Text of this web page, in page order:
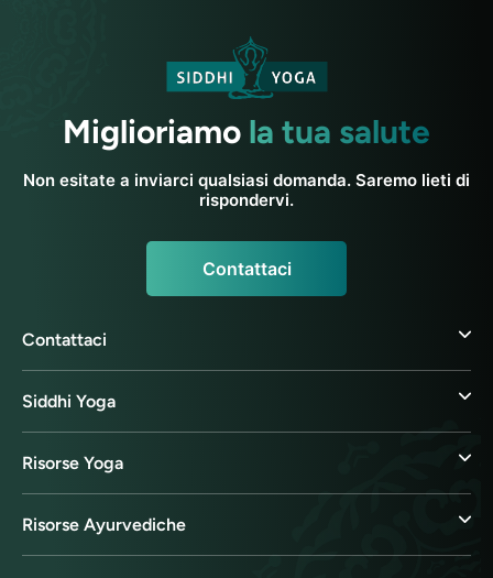
Miglioriamo la tua salute
Non esitate a inviarci qualsiasi domanda. Saremo lieti di
rispondervi.
Contattaci
Contattaci
Siddhi Yoga
Risorse Yoga
Risorse Ayurvediche